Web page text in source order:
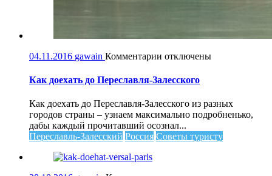
04.11.2016 gawain Комментарии к
Как
Переславля-
Залесского
отключены
Как доехать до Переславля-Залесского
Как доехать до Переславля-Залесского из разных
городов страны – узнаем максимально подробненько,
дабы каждый прочитавший осознал...
Переславль-Залесский Россия Советы туристу